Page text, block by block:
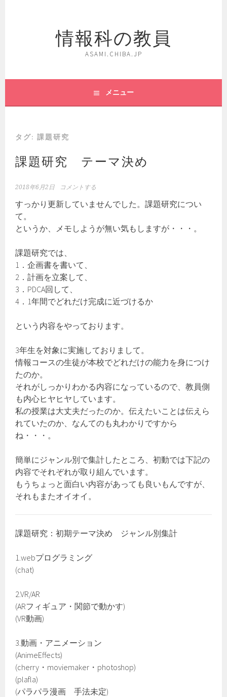
ス
ッ
情報科の教員
ASAMI.CHIBA.JP
メニュー
タグ:課題研究
課題研究 テーマ決め
2018年6月2日 コメントする
すっかり更新していませんでした。課題研究につい
て。
というか、メモしようが無い気もしますが・・・。
課題研究では、
1．企画書を書いて、
2．計画を立案して、
3．PDCA回して、
4．1年間でどれだけ完成に近づけるか
という内容をやっております。
3年生を対象に実施しておりまして。
情報コースの生徒が本校でどれだけの能力を身につけ
たのか。
それがしっかりわかる内容になっているので、教員側
も内心ヒヤヒヤしています。
私の授業は大丈夫だったのか。伝えたいことは伝えら
れていたのか、なんてのも丸わかりですから
ね・・・。
簡単にジャンル別で集計したところ、初動では下記の
内容でそれぞれが取り組んでいます。
もうちょっと面白い内容があっても良いもんですが、
それもまたオイオイ。
課題研究：初期テーマ決め ジャンル別集計
1.webプログラミング
(chat)
2.VR/AR
(ARフィギュア・関節で動かす)
(VR動画)
3.動画・アニメーション
(AnimeEffects)
(cherry・moviemaker・photoshop)
(plafla)
(パラパラ漫画 手法未定)